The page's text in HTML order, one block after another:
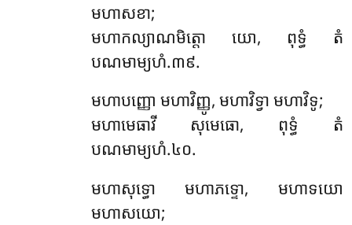
មហាសខា;
មហាកល្យាណមិត្តោ យោ, ពុទ្ធំ តំ
បណមាម្យហំ.៣៩.
មហាបញ្ញោ មហាវិញ្ញូ, មហាវិទ្វា មហាវិទូ;
មហាមេធាវី សុមេធោ, ពុទ្ធំ តំ
បណមាម្យហំ.៤០.
មហាសុទ្ធោ មហាភទ្ទោ, មហាទយោ
មហាសយោ;